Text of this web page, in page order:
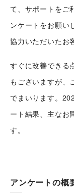
て、サポートをご
ンケートをお願い
協力いただいたお
すぐに改善できる
もございますが、
でまいります。
ート結果、主なお
す。
アンケートの概